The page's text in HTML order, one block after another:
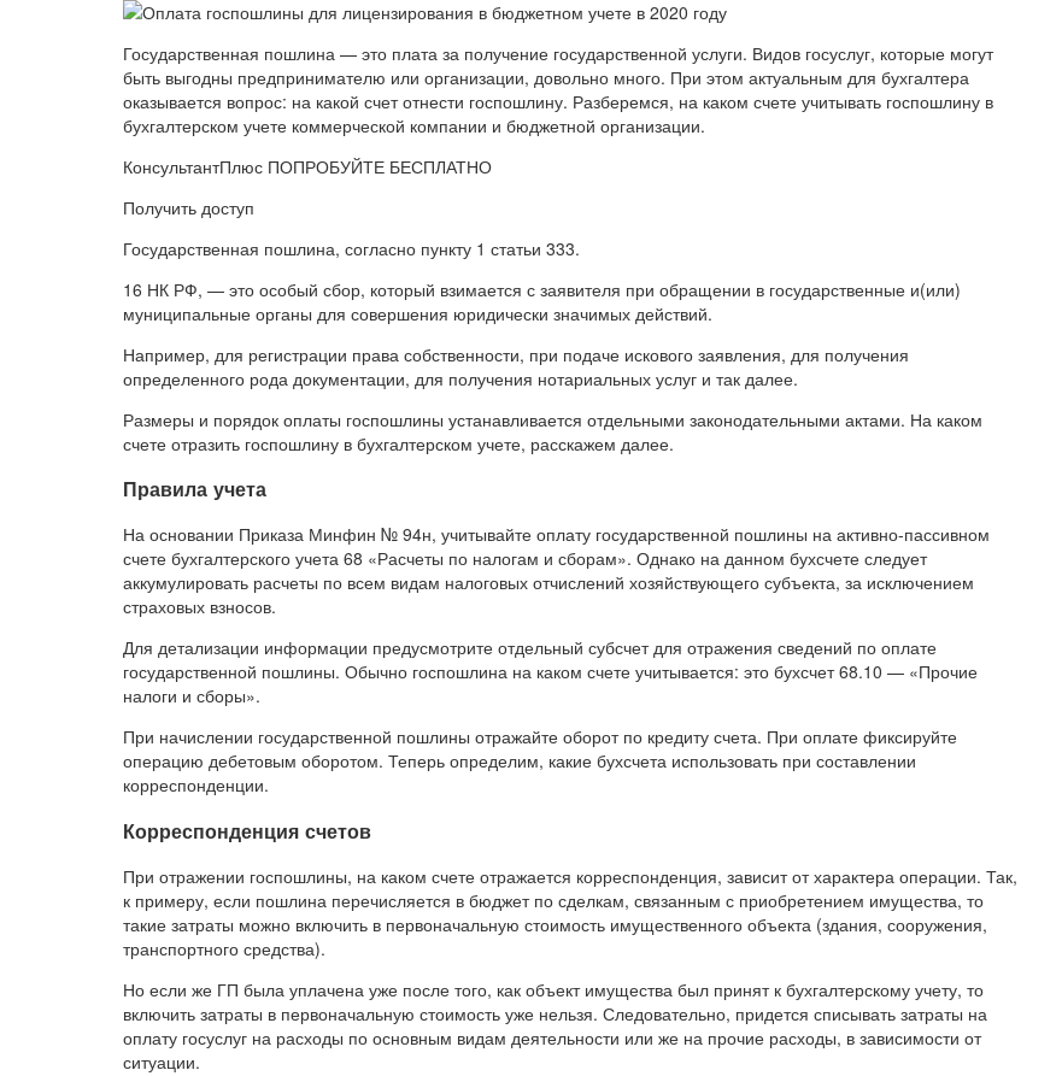
Государственная пошлина — это плата за получение государственной услуги. Видов госуслуг, которые могут
быть выгодны предпринимателю или организации, довольно много. При этом актуальным для бухгалтера
оказывается вопрос: на какой счет отнести госпошлину. Разберемся, на каком счете учитывать госпошлину в
бухгалтерском учете коммерческой компании и бюджетной организации.
КонсультантПлюс ПОПРОБУЙТЕ БЕСПЛАТНО
Получить доступ
Государственная пошлина, согласно пункту 1 статьи 333.
16 НК РФ, — это особый сбор, который взимается с заявителя при обращении в государственные и(или)
муниципальные органы для совершения юридически значимых действий.
Например, для регистрации права собственности, при подаче искового заявления, для получения
определенного рода документации, для получения нотариальных услуг и так далее.
Размеры и порядок оплаты госпошлины устанавливается отдельными законодательными актами. На каком
счете отразить госпошлину в бухгалтерском учете, расскажем далее.
Правила учета
На основании Приказа Минфин № 94н, учитывайте оплату государственной пошлины на активно-пассивном
счете бухгалтерского учета 68 «Расчеты по налогам и сборам». Однако на данном бухсчете следует
аккумулировать расчеты по всем видам налоговых отчислений хозяйствующего субъекта, за исключением
страховых взносов.
Для детализации информации предусмотрите отдельный субсчет для отражения сведений по оплате
государственной пошлины. Обычно госпошлина на каком счете учитывается: это бухсчет 68.10 — «Прочие
налоги и сборы».
При начислении государственной пошлины отражайте оборот по кредиту счета. При оплате фиксируйте
операцию дебетовым оборотом. Теперь определим, какие бухсчета использовать при составлении
корреспонденции.
Корреспонденция счетов
При отражении госпошлины, на каком счете отражается корреспонденция, зависит от характера операции. Так,
к примеру, если пошлина перечисляется в бюджет по сделкам, связанным с приобретением имущества, то
такие затраты можно включить в первоначальную стоимость имущественного объекта (здания, сооружения,
транспортного средства).
Но если же ГП была уплачена уже после того, как объект имущества был принят к бухгалтерскому учету, то
включить затраты в первоначальную стоимость уже нельзя. Следовательно, придется списывать затраты на
оплату госуслуг на расходы по основным видам деятельности или же на прочие расходы, в зависимости от
ситуации.